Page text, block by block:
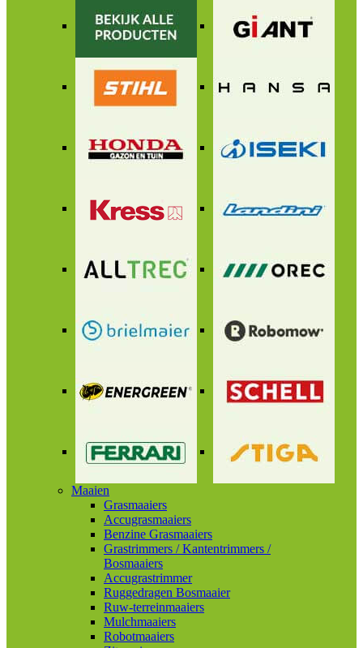
Maaien
Grasmaaiers
Accugrasmaaiers
Benzine Grasmaaiers
Grastrimmers / Kantentrimmers /
Bosmaaiers
Accugrastrimmer
Ruggedragen Bosmaaier
Ruw-terreinmaaiers
Mulchmaaiers
Robotmaaiers